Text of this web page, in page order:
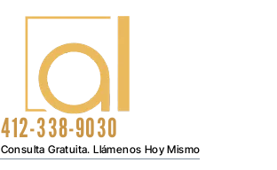
412-338-9030
Consulta Gratuita. Llámenos Hoy Mismo